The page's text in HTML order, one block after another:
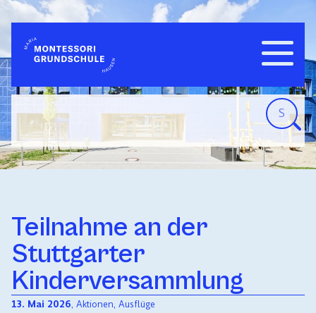
WILLKOMMEN
Teilnahme an der
Stuttgarter
Kinderversammlung
13. Mai 2026, Aktionen, Ausflüge